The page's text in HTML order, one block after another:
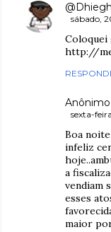
sábado,
http://
Anônimo
sexta-
Boa
infeliz
a
vendiam
esses
maior